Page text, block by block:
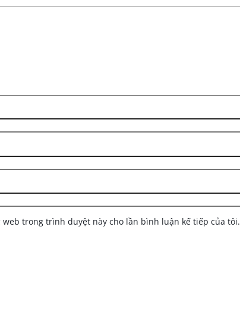
trong trình duyệt này cho lần bình luận kế tiếp của tôi.